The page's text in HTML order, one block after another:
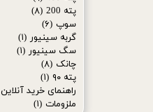
پته 200
(۸)
سوپ (۶)
گربه سینیور (۱)
سگ سینیور (۱)
چانک (۸)
پته ۹۰
(۱)
راهنمای خرید آنلاین
ملزومات (۱)